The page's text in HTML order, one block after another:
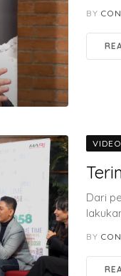
BY
VIDEO
Dari
BY